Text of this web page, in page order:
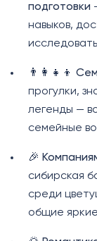
подготовки
навыков,
👨‍👩‍👧‍👦
прогулки,
легенды —
семейные
🎉
сибирская
среди
общие